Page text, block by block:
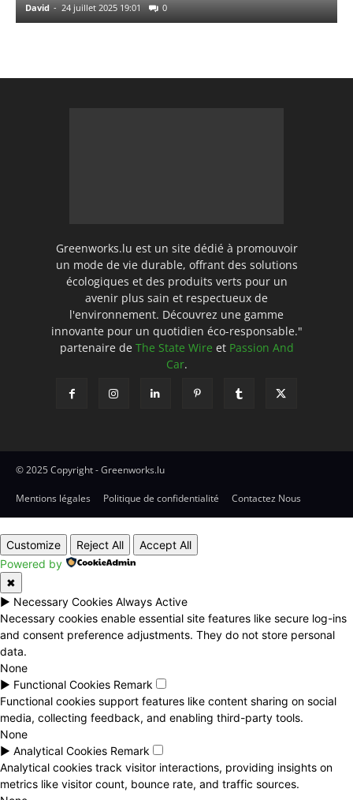
David - 24 juillet 2025 19:01 0
Greenworks.lu est un site dédié à promouvoir
un mode de vie durable, offrant des solutions
écologiques et des produits verts pour un
avenir plus sain et respectueux de
l'environnement. Découvrez une gamme
innovante pour un quotidien éco-responsable."
partenaire de The State Wire et Passion And
Car.
© 2025 Copyright - Greenworks.lu
Mentions légales Politique de confidentialité Contactez Nous
Customize Reject All
Accept All
Powered by
✖
► Necessary Cookies Always Active
Necessary cookies enable essential site features like secure log-ins
and consent preference adjustments. They do not store personal
data.
None
► Functional Cookies Remark
Functional cookies support features like content sharing on social
media, collecting feedback, and enabling third-party tools.
None
► Analytical Cookies Remark
Analytical cookies track visitor interactions, providing insights on
metrics like visitor count, bounce rate, and traffic sources.